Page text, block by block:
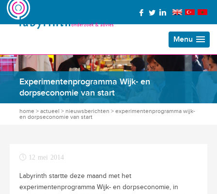
Menu
Experimentenprogramma Wijk- en
dorpseconomie van start
home > actueel > nieuwsberichten > experimentenprogramma wijk-
en dorpseconomie van start
12 mei 2014
Labyrinth startte deze maand met het
experimentenprogramma Wijk- en dorpseconomie, in